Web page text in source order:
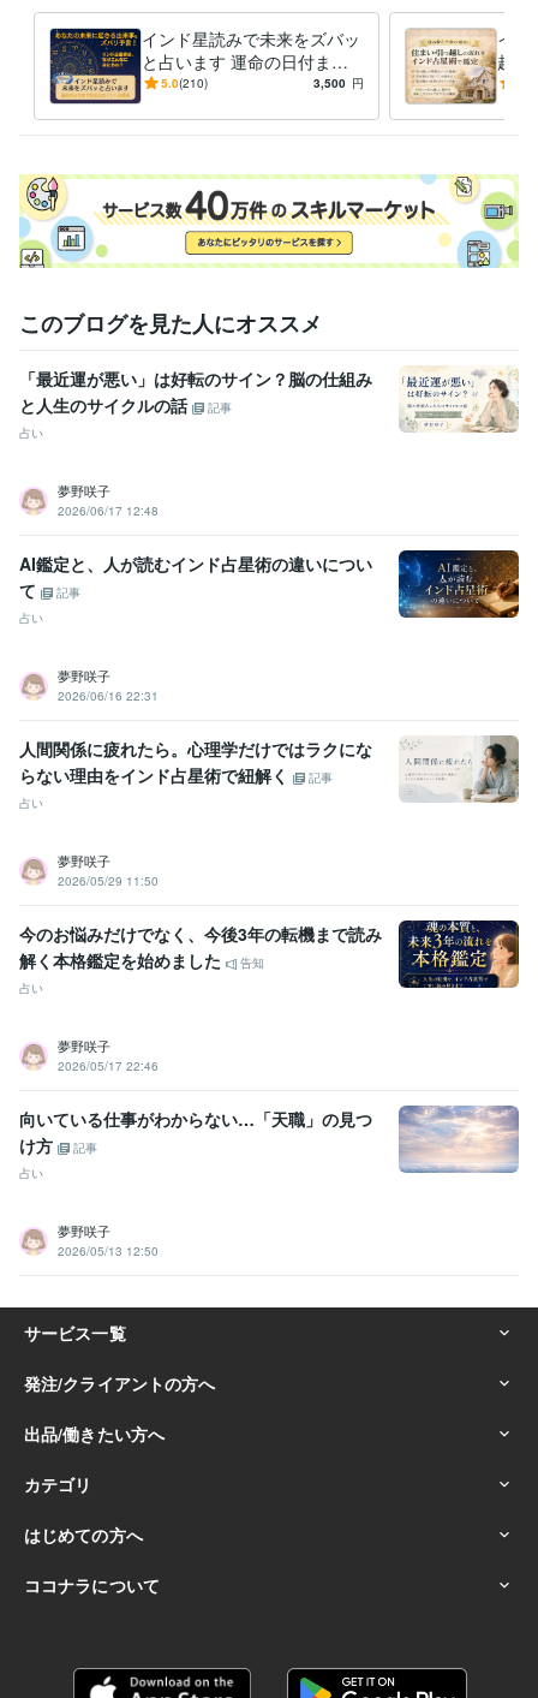
インド星読みで未来をズバッ
と占います 運命の日付まで
丸見えのインド占星術☆
5.0(210) 3,500 円
イン
越し
住ま
定
このブログを見た人にオススメ
「最近運が悪い」は好転のサイン？脳の仕組み
と人生のサイクルの話
記事
占い
夢野咲子
2026/06/17 12:48
AI鑑定と、人が読むインド占星術の違いについ
て
記事
占い
夢野咲子
2026/06/16 22:31
人間関係に疲れたら。心理学だけではラクにな
らない理由をインド占星術で紐解く
記事
占い
夢野咲子
2026/05/29 11:50
今のお悩みだけでなく、今後3年の転機まで読み
解く本格鑑定を始めました
告知
占い
夢野咲子
2026/05/17 22:46
向いている仕事がわからない…「天職」の見つ
け方
記事
占い
夢野咲子
2026/05/13 12:50